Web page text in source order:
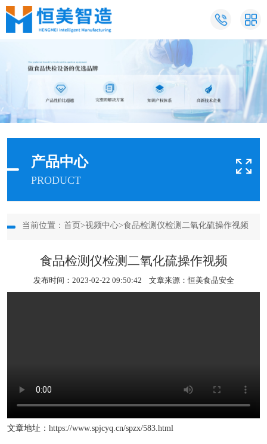
产品中心
PRODUCT
当前位置： 首页 >视频中心>食品检测仪检测二氧化硫操作视频
食品检测仪检测二氧化硫操作视频
发布时间：2023-02-22 09:50:42 文章来源：恒美食品安全
文章地址： https://www.spjcyq.cn/spzx/583.html